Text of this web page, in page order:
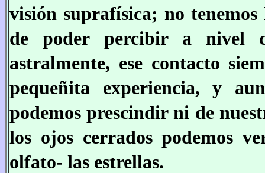
visión suprafísica; no
de poder percibir a nivel
astralmente, ese contacto
pequeñita experiencia, y
podemos prescindir ni de
los ojos cerrados podemos
olfato- las estrellas.